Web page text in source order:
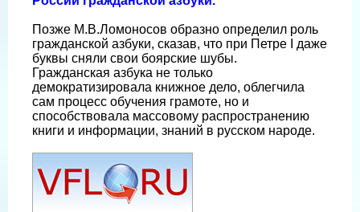
Позже М.В.Ломоносов образно определил роль
гражданской азбуки, сказав, что при Петре I даже
буквы сняли свои боярские шубы.
Гражданская азбука не только
демократизировала книжное дело, облегчила
сам процесс обучения грамоте, но и
способствовала массовому распространению
книги и информации, знаний в русском народе.